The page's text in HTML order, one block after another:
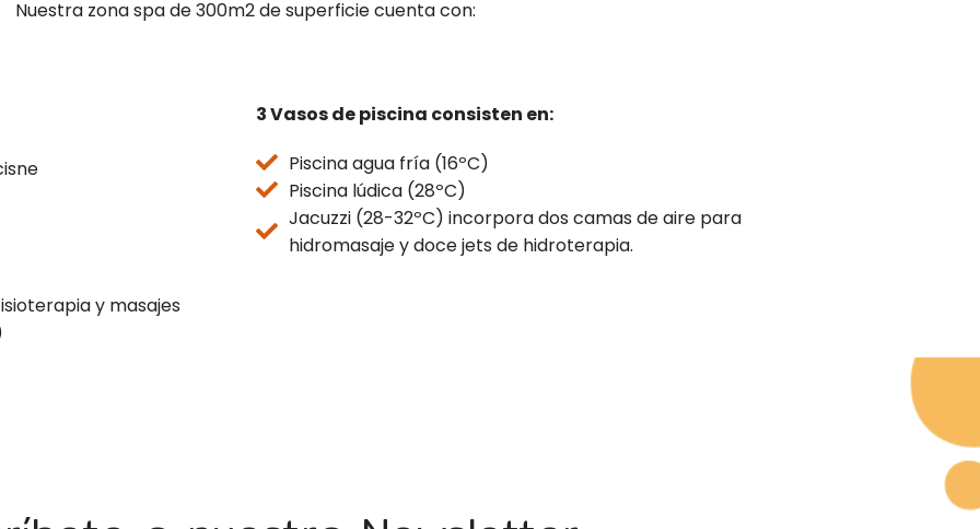
Nuestra zona spa de 300m2 de superficie cuenta con:
y masajes
3 Vasos de piscina consisten en:
Piscina agua fría (16ºC)
Piscina lúdica (28ºC)
Jacuzzi (28-32ºC) incorpora dos camas de aire para
hidromasaje y doce jets de hidroterapia.